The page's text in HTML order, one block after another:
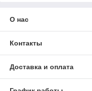
О нас
Контакты
Доставка и оплата